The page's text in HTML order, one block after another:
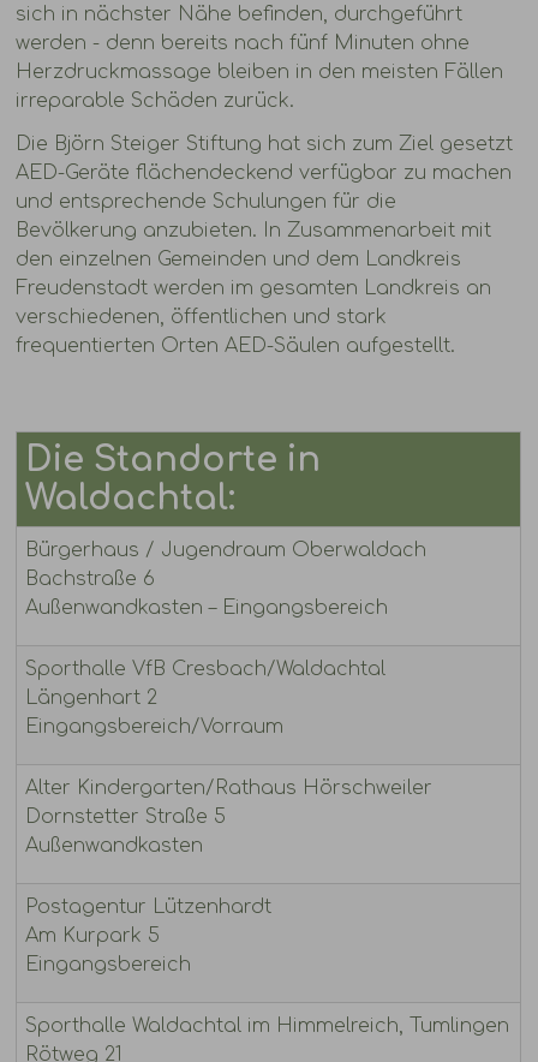
sich in nächster Nähe befinden, durchgeführt
werden - denn bereits nach fünf Minuten ohne
Herzdruckmassage bleiben in den meisten Fällen
irreparable Schäden zurück.
Die Björn Steiger Stiftung hat sich zum Ziel gesetzt
AED-Geräte flächendeckend verfügbar zu machen
und entsprechende Schulungen für die
Bevölkerung anzubieten. In Zusammenarbeit mit
den einzelnen Gemeinden und dem Landkreis
Freudenstadt werden im gesamten Landkreis an
verschiedenen, öffentlichen und stark
frequentierten Orten AED-Säulen aufgestellt.
Die Standorte in
Waldachtal:
Bürgerhaus / Jugendraum Oberwaldach
Bachstraße 6
Außenwandkasten – Eingangsbereich
Sporthalle VfB Cresbach/Waldachtal
Längenhart 2
Eingangsbereich/Vorraum
Alter Kindergarten/Rathaus Hörschweiler
Dornstetter Straße 5
Außenwandkasten
Postagentur Lützenhardt
Am Kurpark 5
Eingangsbereich
Sporthalle Waldachtal im Himmelreich, Tumlingen
Rötweg 21